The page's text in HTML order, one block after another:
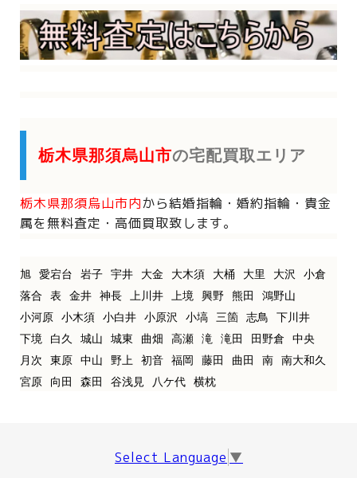
栃木県那須烏山市の宅配買取エリア
栃木県那須烏山市内から結婚指輪・婚約指輪・貴金
属を無料査定・高価買取致します。
旭 愛宕台 岩子 宇井 大金 大木須 大桶 大里 大沢
小倉
落合
表 金井 神長 上川井 上境 興野 熊田
鴻野山
小河原
小木須 小白井 小原沢 小塙 三箇 志鳥
下川井
下境
白久 城山 城東 曲畑 高瀬 滝 滝田 田野倉
中央
月次
東原 中山 野上 初音 福岡 藤田 曲田 南
南大和久
宮原
向田 森田 谷浅見 八ケ代 横枕
Select Language ▼